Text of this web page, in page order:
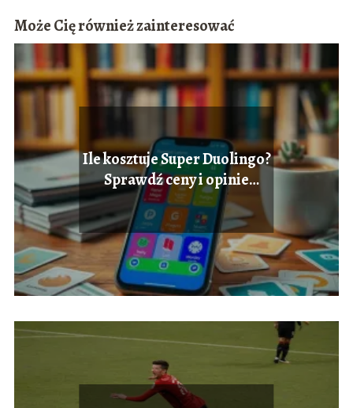
Może Cię również zainteresować
Ile kosztuje Super Duolingo?
Sprawdź ceny i opinie
użytkowników